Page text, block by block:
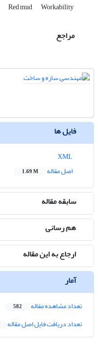
Red mud Workability
مراجع
فایل ها
اصل مقاله
1.69 M
سابقه مقاله
هم رسانی
ارجاع به این مقاله
آمار
تعداد مشاهده مقاله 582
تعداد دریافت فایل اصل مقاله